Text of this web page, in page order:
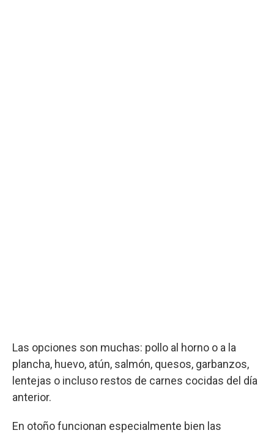
Las opciones son muchas: pollo al horno o a la
plancha, huevo, atún, salmón, quesos, garbanzos,
lentejas o incluso restos de carnes cocidas del día
anterior.
En otoño funcionan especialmente bien las